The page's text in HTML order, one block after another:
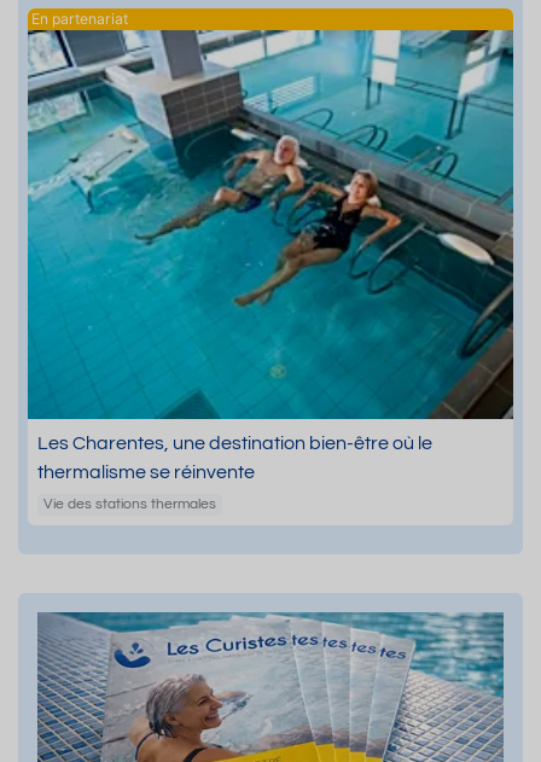
Les Charentes, une destination bien-être où le
thermalisme se réinvente
Vie des stations thermales